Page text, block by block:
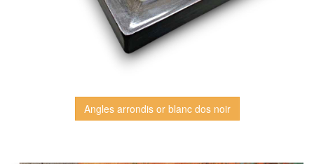
Angles arrondis or blanc dos noir